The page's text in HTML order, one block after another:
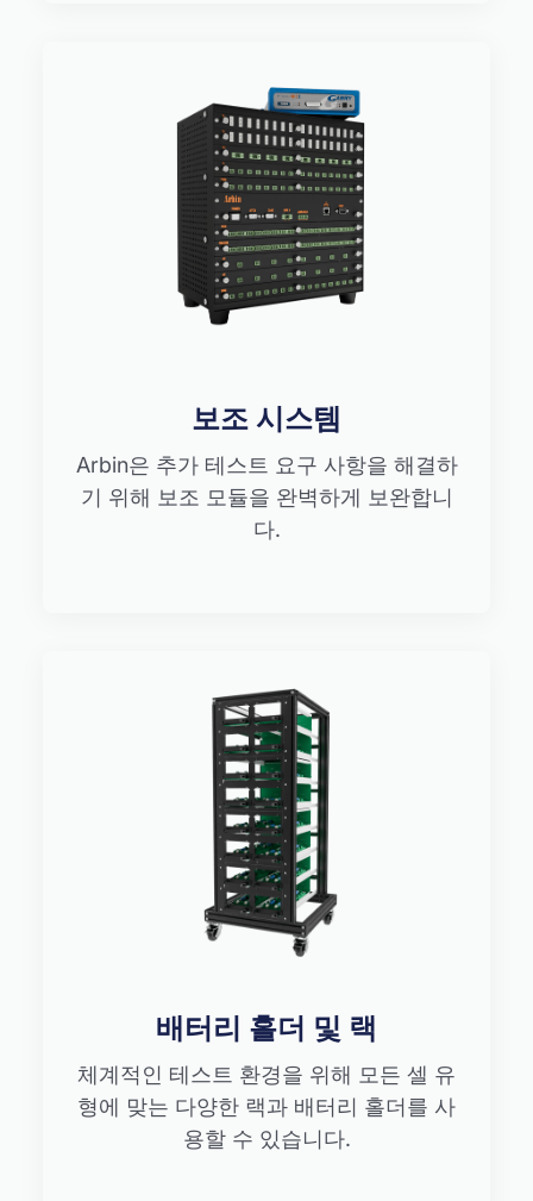
보조 시스템
Arbin은 추가 테스트 요구 사항을 해결하
기 위해 보조 모듈을 완벽하게 보완합니
다.
배터리 홀더 및 랙
체계적인 테스트 환경을 위해 모든 셀 유
형에 맞는 다양한 랙과 배터리 홀더를 사
용할 수 있습니다.